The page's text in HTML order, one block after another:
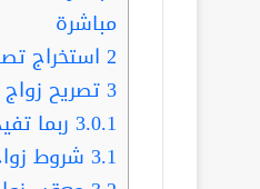
مباشرة
2 استخراج
3تصريح
3.0.1 ربما
3.1 شروط